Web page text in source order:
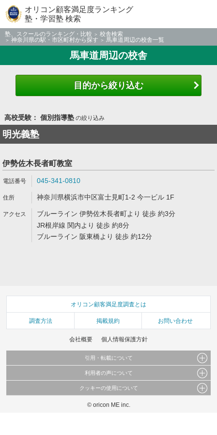
オリコン顧客満足度ランキング
塾・学習塾 検索
塾、スクールのランキング・比較
校舎検索
神奈川県の駅・市区町村から探す
馬車道周辺の校舎一覧
馬車道周辺の校舎
目的から絞り込む
高校受験： 個別指導塾の絞り込み
明光義塾
伊勢佐木長者町教室
045-341-0810
神奈川県横浜市中区富士見町1-2 今一ビル 1F
ブルーライン 伊勢佐木長者町より 徒歩 約3分
JR根岸線 関内より 徒歩 約8分
ブルーライン 阪東橋より 徒歩 約12分
オリコン顧客満足度調査とは
調査方法 掲載規約 お問い合わせ
会社概要 個人情報保護方針
引用・転載について
当サイトで公開されている情報（文字、写真、イラスト、画像データ等）及びこれらの配
これらの情報を権利者の許可なく無断転載・複製などの二次利用を行うことは固く禁じて
利用者の声について
当サイトに掲載している内容はすべてサービスの利用者が提出された見解・感想です。
弊社の見解・ 意見ではないことをご理解いただいた上でご覧ください。
クッキーの使用について
このサイトでは Cookie を使用して、ユーザーに合わせたコンテンツや広告の表示、ソー
© oricon ME inc.